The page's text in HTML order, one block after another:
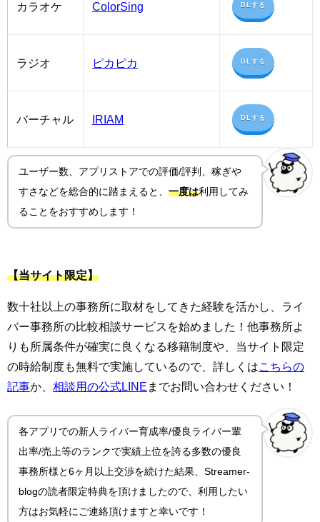
カラオケ ColorSing DLする
ラジオ ピカピカ DLする
バーチャル IRIAM DLする
ユーザー数、アプリストアでの評価/評判、稼ぎや
すさ などを総合的に踏まえると、一度は利用してみ
ることをおすすめします！
【当サイト限定】
数十社以上の事務所に取材をしてきた経験を活かし、ライ
バー事務所の比較相談サービスを始めました！他事務所よ
りも所属条件が確実に良くなる移籍制度や、当サイト限定
の時給制度も無料で実施しているので、詳しくは こちらの
記事か、 相談用の公式LINE までお問い合わせください！
各アプリでの新人ライバー育成率/優良ライバー輩
出率/売上等のランクで実績上位を誇る多数の優良
事務所様と6ヶ月以上交渉を続けた結果、Streamer-
blogの読者限定特典を頂けましたので、利用したい
方はお気軽にご連絡頂けますと幸いです！